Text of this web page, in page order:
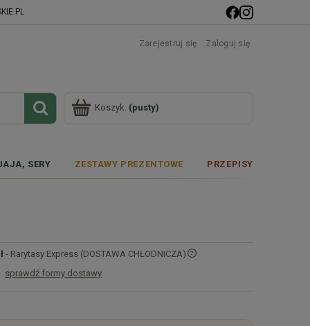
Zarejestruj się Zaloguj się
Koszyk: (pusty)
SERY ZESTAWY PREZENTOWE PRZEPISY
- Rarytasy Express (DOSTAWA CHŁODNICZA)
sprawdź formy dostawy